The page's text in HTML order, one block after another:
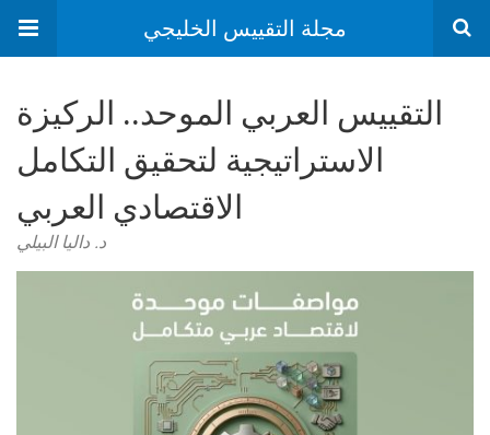
مجلة التقييس الخليجي
التقييس العربي الموحد.. الركيزة
الاستراتيجية لتحقيق التكامل
الاقتصادي العربي
د. داليا البيلي